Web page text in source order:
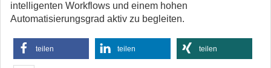
intelligenten Workflows und einem hohen
Automatisierungsgrad aktiv zu begleiten.
teilen teilen teilen